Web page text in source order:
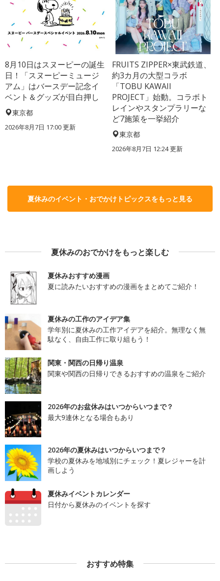
8月10日はスヌーピーの誕生
日！「スヌーピーミュージ
アム」はバースデー記念イ
ベント＆グッズが目白押し
東京都
2026年8月7日 17:00更新
FRUITS ZIPPER×東武鉄道、
約3カ月の大型コラボ
「TOBU KAWAII
PROJECT」始動。コラボト
レインやスタンプラリーな
ど7施策を一挙紹介
東京都
2026年8月7日 12:24更新
夏休みのイベント・おでかけトピックスをもっと見る
夏休みのおでかけをもっと楽しむ
夏休みおすすめ漫画
夏に読みたいおすすめの漫画をまとめてご紹介！
夏休みの工作のアイデア集
学年別に夏休みの工作アイデアを紹介。無理なく無
駄なく、自由工作に取り組もう！
関東・関西の日帰り温泉
関東や関西の日帰りできるおすすめの温泉をご紹介
2026年のお盆休みはいつからいつまで？
最大9連休となる場合もあり
2026年の夏休みはいつからいつまで？
学校の夏休みを地域別にチェック！夏レジャーを計
画しよう
夏休みイベントカレンダー
日付から夏休みのイベントを探す
おすすめ特集